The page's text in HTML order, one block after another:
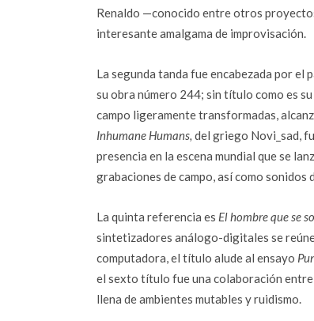
Renaldo —conocido entre otros
interesante amalgama de improvisación.
La segunda tanda fue encabezada por
su obra número 244; sin título como es
campo ligeramente transformadas,
Inhumane Humans, del griego Novi_sad,
presencia en la escena mundial que se
grabaciones de campo, así como
La quinta referencia es El hombre que se
sintetizadores análogo-digitales se
computadora, el título alude al ensayo
el sexto título fue una colaboración
llena de ambientes mutables y ruidismo.